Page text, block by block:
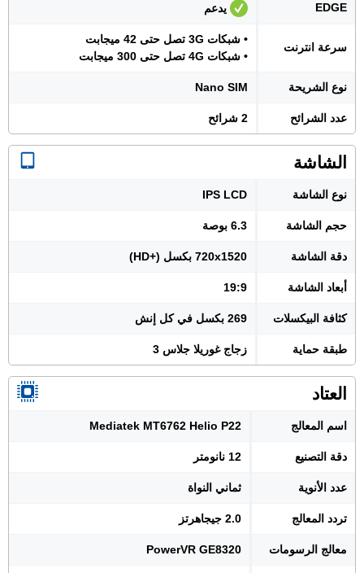
EDGE يدعم
سرعة انترنت
• شبكات 3G تصل حتى 42 ميجابت
• شبكات 4G تصل حتى 300 ميجابت
نوع الشريحة Nano SIM
عدد الشرائح 2 شرائح
الشاشة
نوع الشاشة IPS LCD
حجم الشاشة 6.3 بوصة
دقة الشاشة 720x1520 بكسل (+HD)
أبعاد الشاشة 19:9
كثافة البيكسلات 269 بكسل في كل إنش
طبقة حماية زجاج غوريلا جلاس 3
العتاد
اسم المعالج Mediatek MT6762 Helio P22
دقة التصنيع 12 نانومتر
عدد الأنوية ثماني النواة
تردد المعالج 2.0 جيجاهرتز
معالج الرسومات PowerVR GE8320